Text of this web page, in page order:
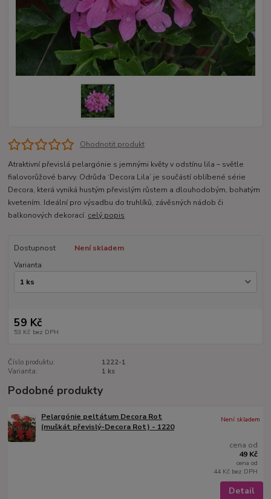
Ohodnotit produkt
Atraktivní převislá pelargónie s jemnými květy v odstínu lila – světle
fialovorůžové barvy. Odrůda ‘Decora Lila’ je součástí oblíbené série
Decora, která vyniká hustým převislým růstem a dlouhodobým, bohatým
kvetením. Ideální pro výsadbu do truhlíků, závěsných nádob či
balkonových dekorací. celý popis
Dostupnost
Není skladem
Varianta
59 Kč
53 Kč bez DPH
Číslo produktu:
1222-1
Varianta:
1 ks
Podobné produkty
Pelargónie peltátum Decora Rot
(muškát převislý-Decora Rot) - 1220
cena od
49 Kč
cena od
44 Kč bez DPH
Není skladem
Detail